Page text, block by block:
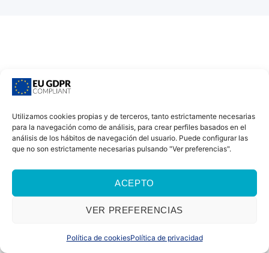
Utilizamos cookies propias y de terceros, tanto estrictamente necesarias
para la navegación como de análisis, para crear perfiles basados en el
análisis de los hábitos de navegación del usuario. Puede configurar las
que no son estrictamente necesarias pulsando "Ver preferencias".
ACEPTO
VER PREFERENCIAS
Política de cookiesPolítica de privacidad